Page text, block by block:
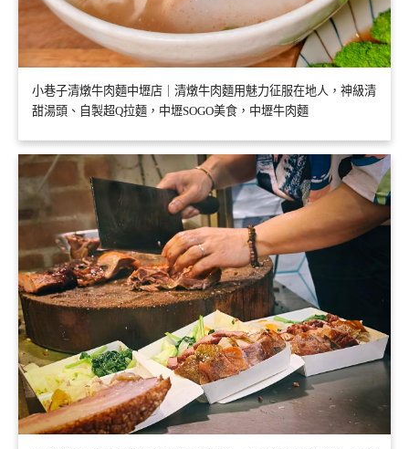
小巷子清燉牛肉麵中壢店｜清燉牛肉麵用魅力征服在地人，神級清
甜湯頭、自製超Q拉麵，中壢SOGO美食，中壢牛肉麵